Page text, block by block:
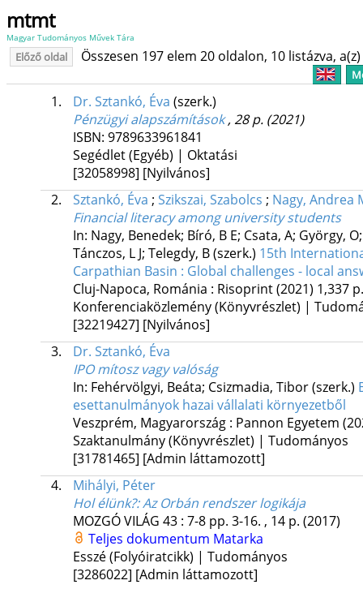
mtmt
Magyar Tudományos Művek Tára
Előző oldal Összesen 197 elem 20 oldalon, 10 listázva,
1. Dr. Sztankó, Éva (szerk.)
Pénzügyi alapszámítások, 28 p. (2021)
ISBN: 9789633961841
Segédlet (Egyéb) | Oktatási
[32058998] [Nyilvános]
2.
Sztankó, Éva ; Szikszai, Szabolcs ; Nagy, Andrea
Financial literacy among university students
In: Nagy, Benedek; Bíró, B E; Csata, A; György,
Tánczos, L J; Telegdy, B (szerk.) 15th
Carpathian Basin : Global challenges - local
Cluj-Napoca, Románia : Risoprint(2021) 1,337 p.
Konferenciaközlemény (Könyvrészlet) |
[32219427] [Nyilvános]
3.
Dr. Sztankó, Éva
IPO mítosz vagy valóság
In: Fehérvölgyi, Beáta; Csizmadia, Tibor (szerk.)
esettanulmányok hazai vállalati környezetből
Veszprém, Magyarország : Pannon Egyetem
Szaktanulmány (Könyvrészlet) | Tudományos
[31781465] [Admin láttamozott]
4.
Mihályi, Péter
Hol élünk?: Az Orbán rendszer logikája
MOZGÓ VILÁG 43: 7-8 pp. 3-16. , 14 p. (2017)
Teljes dokumentum Matarka
Esszé (Folyóiratcikk) | Tudományos
[3286022] [Admin láttamozott]